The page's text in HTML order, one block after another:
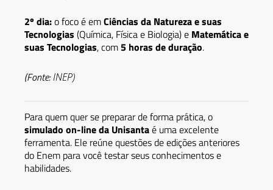
2º dia:o foco é emCiências da Natureza e suas
Tecnologias (Química, Física e Biologia) e Matemática e
suas Tecnologias, com5 horas de duração.
(Fonte:INEP)
Para quem quer se preparar de forma prática, o
simulado on-line da Unisantaé uma excelente
ferramenta. Ele reúne questões de edições anteriores
do Enem para você testar seus conhecimentos e
habilidades.